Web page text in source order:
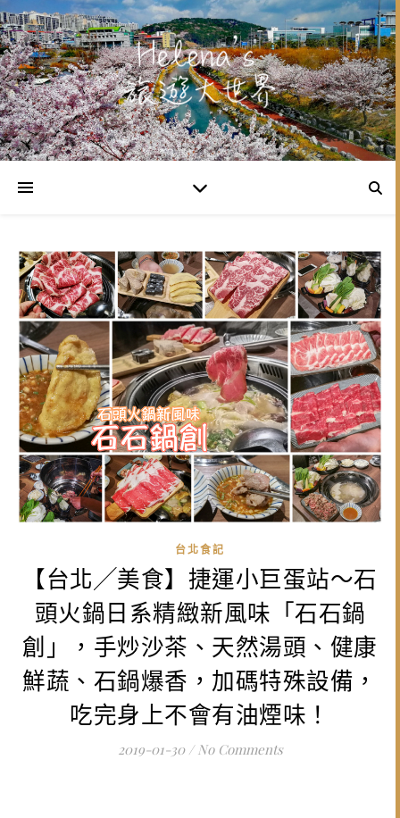
台北食記
【台北╱美食】捷運小巨蛋站～石
頭火鍋日系精緻新風味「石石鍋
創」，手炒沙茶、天然湯頭、健康
鮮蔬、石鍋爆香，加碼特殊設備，
吃完身上不會有油煙味！
2019-01-30 / No Comments